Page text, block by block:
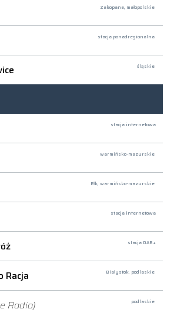
Zakopane, małopolskie
stacja ponadregionalna
śląskie
stacja internetowa
warmińsko-mazurskie
Ełk, warmińsko-mazurskie
stacja internetowa
stacja DAB+
Racja Białystok, podlaskie
Radio) podlaskie